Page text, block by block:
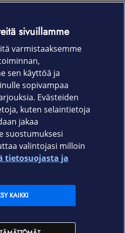
Edition lisätakuu
sivuillamme
varmistaaksemme
sen käyttöä ja
sopivampaa
Evästeiden
kuten selaintietoja
jakaa
suostumuksesi
valintojasi milloin
tietosuojasta ja
KAIKKI